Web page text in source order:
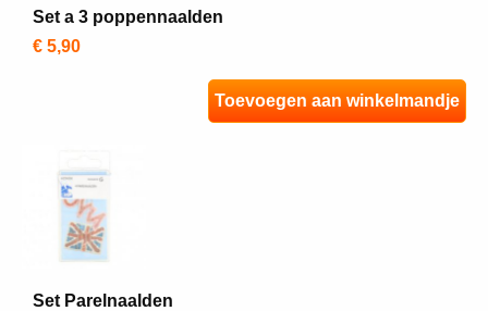
Set a 3 poppennaalden
€ 5,90
Toevoegen aan winkelmandje
Set Parelnaalden